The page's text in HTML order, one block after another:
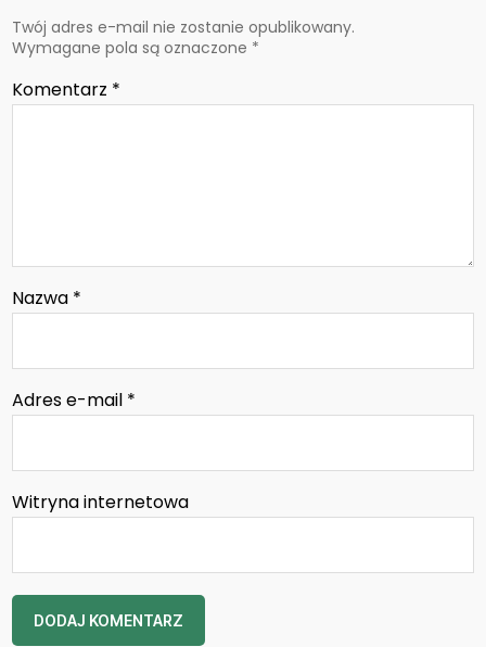
Twój adres e-mail nie zostanie opublikowany.
Wymagane pola są oznaczone *
Komentarz *
Nazwa *
Adres e-mail *
Witryna internetowa